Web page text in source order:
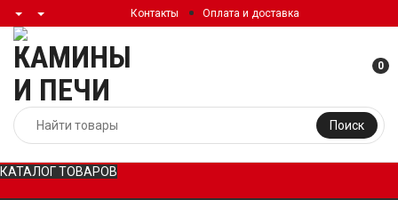
Контакты Оплата и доставка
Поиск
0
КАТАЛОГ ТОВАРОВ